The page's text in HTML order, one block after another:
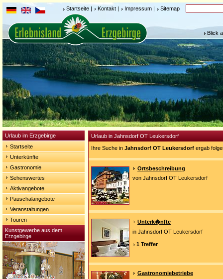
Startseite | Kontakt | Impressum | Sitemap
Blick
Urlaub im Erzgebirge
Startseite
Unterkünfte
Gastronomie
Sehenswertes
Aktivangebote
Pauschalangebote
Veranstaltungen
Touren
Kunstgewerbe aus dem
Erzgebirge
Urlaub in Jahnsdorf OT Leukersdorf
Ihre Suche in Jahnsdorf OT Leukersdorf ergab
Ortsbeschreibung
von Jahnsdorf OT Leukersdorf
Unterk�nfte
in Jahnsdorf OT Leukersdorf
1 Treffer
Gastronomiebetriebe